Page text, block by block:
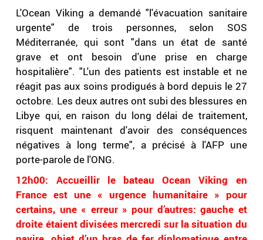
L'Ocean Viking a demandé "l'évacuation sanitaire
urgente" de trois personnes, selon SOS
Méditerranée, qui sont "dans un état de santé
grave et ont besoin d'une prise en charge
hospitalière". "L'un des patients est instable et ne
réagit pas aux soins prodigués à bord depuis le 27
octobre. Les deux autres ont subi des blessures en
Libye qui, en raison du long délai de traitement,
risquent maintenant d'avoir des conséquences
négatives à long terme", a précisé à l'AFP une
porte-parole de l'ONG.
12h00: Accueillir le bateau Ocean Viking en
France est une « urgence humanitaire » pour
certains, une « erreur » pour d’autres: gauche et
droite étaient divisées mercredi sur la situation du